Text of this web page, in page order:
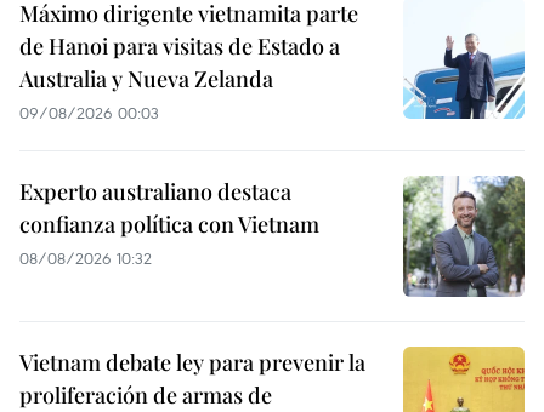
Máximo dirigente vietnamita parte
de Hanoi para visitas de Estado a
Australia y Nueva Zelanda
09/08/2026 00:03
Experto australiano destaca
confianza política con Vietnam
08/08/2026 10:32
Vietnam debate ley para prevenir la
proliferación de armas de